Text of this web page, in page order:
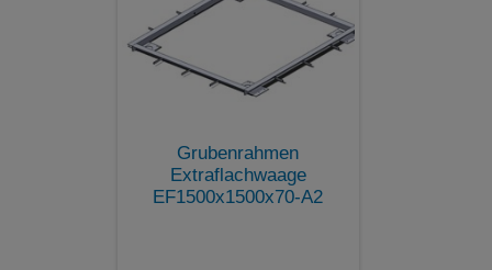
Grubenrahmen
Extraflachwaage
EF1500x1500x70-A2